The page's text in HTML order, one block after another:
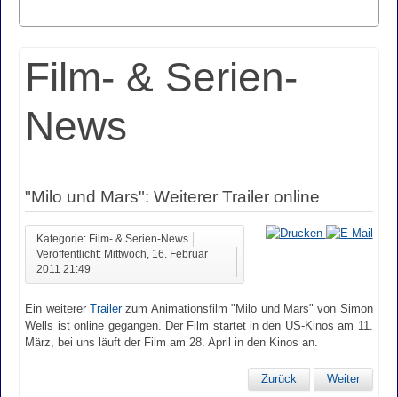
Film- & Serien-
News
"Milo und Mars": Weiterer Trailer online
Kategorie: Film- & Serien-News
Veröffentlicht: Mittwoch, 16. Februar
2011 21:49
Ein weitererTrailerzum Animationsfilm "Milo und Mars" von Simon
Wells ist online gegangen. Der Film startet in den US-Kinos am 11.
März, bei uns läuft der Film am 28. April in den Kinos an.
Zurück Weiter